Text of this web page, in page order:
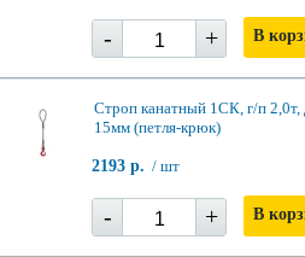
- + В
Строп канатный 1СК, г/п
15мм (петля-крюк)
2193 р. / шт
- + В